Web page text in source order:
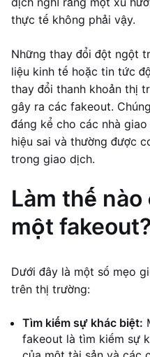
thực tế không phải vậy.
Những thay đổi đột ngột
liệu kinh tế hoặc tin tức
thay đổi thanh khoản thị
gây ra các fakeout.
đáng kể cho các nhà
hiệu sai và thường được
trong giao dịch.
Làm thế
một fakeout?
Dưới đây là một số mẹo
trên thị trường:
Tìm kiếm sự khác biệt:
fakeout là tìm kiếm sự